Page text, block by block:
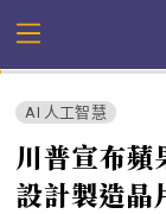
AI 人工智慧
川普宣布蘋
設計製造晶